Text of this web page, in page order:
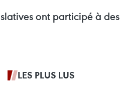
ont participé à des
LES PLUS LUS